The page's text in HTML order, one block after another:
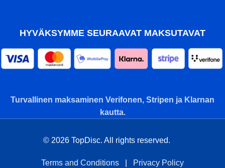
HYVÄKSYMME SEURAAVAT MAKSUTAVAT
Turvallinen maksaminen Verifonen, Stripen ja Klarnan
kautta.
© 2026 TopDisc. All rights reserved.
Terms and Conditions Privacy Policy